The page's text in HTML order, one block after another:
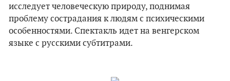
исследует человеческую природу, поднимая
проблему сострадания к людям с психическими
особенностями. Спектакль идет на венгерском
языке с русскими субтитрами.